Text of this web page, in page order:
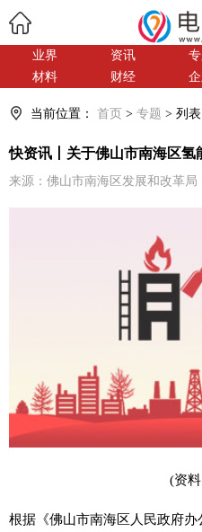
业界 资讯
材料
财经
当前位置： 首页 > 专题 > 列表
快资讯丨关于佛山市南海区氢
来源：佛山市南海区发展和改革
(资
根据《佛山市南海区人民政府